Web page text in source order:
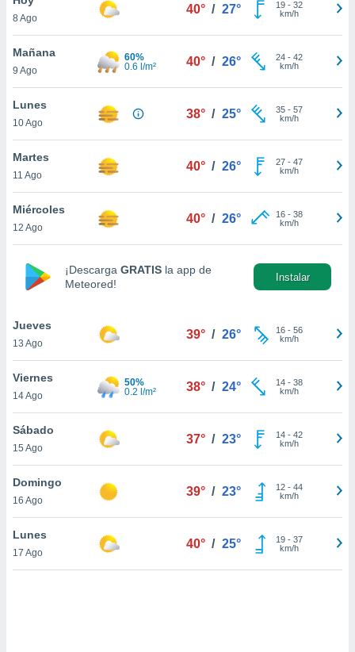
en
más
nuestra
de
aceptar
de
sitio
En
sean
el sitio
ni para
o
8 Ago
40° / 27° 19- 32
km/h
Mañana
9 Ago
60%
0.6 l/m²
40° / 26° 24- 42
km/h
Lunes
10 Ago
38° / 25° 35- 57
km/h
Martes
11 Ago
40° / 26° 27- 47
km/h
Miércoles
12 Ago
40° / 26° 16- 38
km/h
¡Descarga GRATIS la app de
Meteored!
Instalar
Jueves
13 Ago
39° / 26° 16- 56
km/h
Viernes
14 Ago
50%
0.2 l/m²
38° / 24° 14- 38
km/h
Sábado
15 Ago
37° / 23° 14- 42
km/h
Domingo
16 Ago
39° / 23° 12- 44
km/h
Lunes
17 Ago
40° / 25° 19- 37
km/h